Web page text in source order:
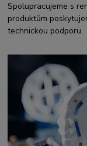
Spolupracujeme s
produktům
technickou podporu.